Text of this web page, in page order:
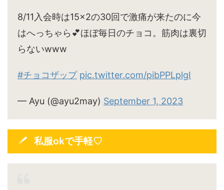
8/11入会時は15×2の30回で激痛が来たのに今
はへっちゃら💕ほぼ毎日のチョコ。筋肉は裏切
らないwww
#チョコザップ pic.twitter.com/pibPPLplgI
— Ayu (@ayu2may) September 1, 2023
私服okで手軽♡